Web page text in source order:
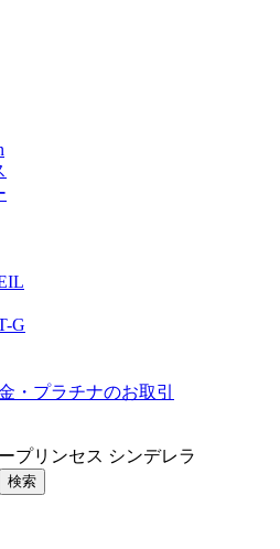
G
・プラチナのお取引
プリンセス シンデレラ